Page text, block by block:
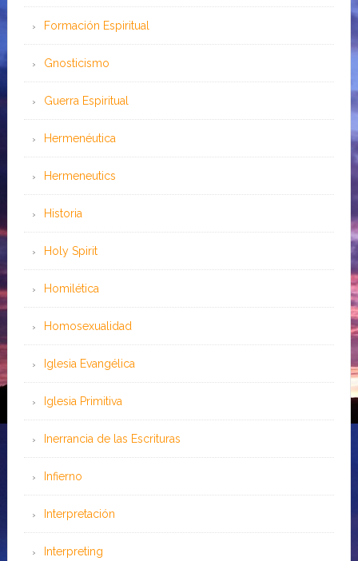
Formación Espiritual
Gnosticismo
Guerra Espiritual
Hermenéutica
Hermeneutics
Historia
Holy Spirit
Homilética
Homosexualidad
Iglesia Evangélica
Iglesia Primitiva
Inerrancia de las Escrituras
Infierno
Interpretación
Interpreting